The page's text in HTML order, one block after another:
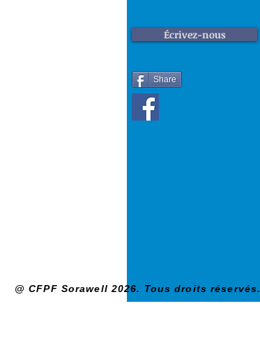
Écrivez-nous
Share
@ CFPF Sorawell 2026. Tous droits réservés.